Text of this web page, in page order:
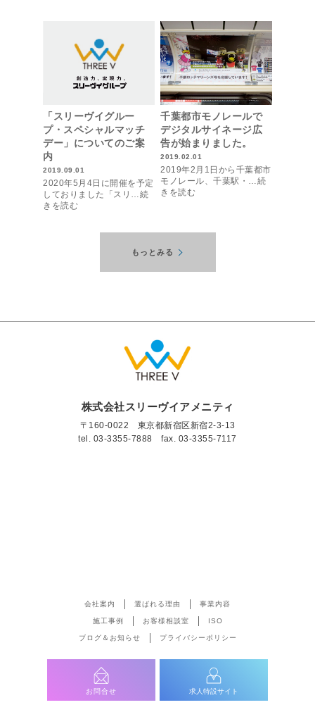
「スリーヴイグルー
プ・スペシャルマッチ
デー」についてのご案
内
2019.09.01
2020年5月4日に開催を予定
しておりました「スリ…続
きを読む
千葉都市モノレールで
デジタルサイネージ広
告が始まりました。
2019.02.01
2019年2月1日から千葉都市
モノレール、千葉駅・…続
きを読む
もっとみる
株式会社スリーヴイアメニティ
〒160-0022 東京都新宿区新宿2-3-13
tel. 03-3355-7888 fax. 03-3355-7117
会社案内 選ばれる理由 事業内容
施工事例 お客様相談室 ISO
ブログ＆お知らせ プライバシーポリシー
お問合せ 求人特設サイト